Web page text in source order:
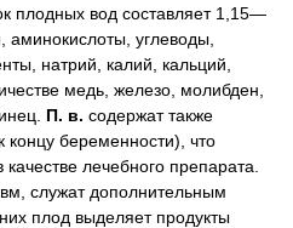
плодных вод составляет 1,15—
аминокислоты, углеводы,
натрий, калий, кальций,
медь, железо, молибден,
П. в. содержат также
беременности), что
лечебного препарата.
служат дополнительным
плод выделяет продукты